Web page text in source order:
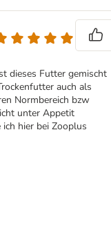
dieses Futter gemischt
auch als
Normbereich bzw
unter Appetit
hier bei Zooplus